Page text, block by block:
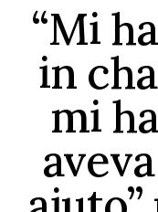
“Mi
in
mi